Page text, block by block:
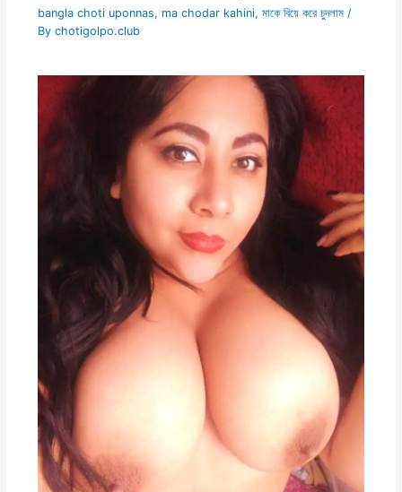
bangla choti uponnas, ma chodar kahini, মাকে বিয়ে করে চুদলাম/
By chotigolpo.club